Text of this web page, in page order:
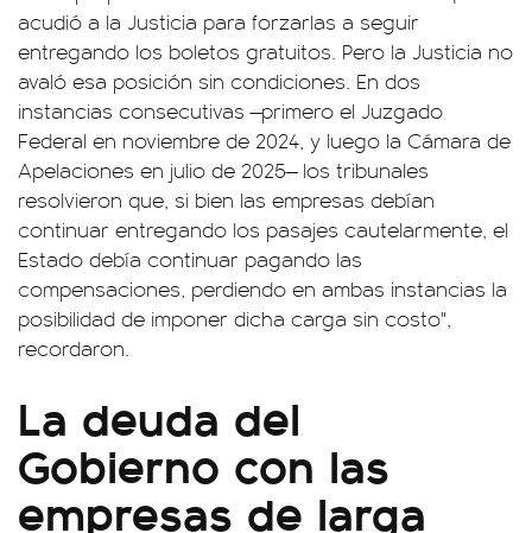
acudió a la Justicia para forzarlas a seguir
entregando los boletos gratuitos. Pero la Justicia no
avaló esa posición sin condiciones. En dos
instancias consecutivas —primero el Juzgado
Federal en noviembre de 2024, y luego la Cámara de
Apelaciones en julio de 2025— los tribunales
resolvieron que, si bien las empresas debían
continuar entregando los pasajes cautelarmente, el
Estado debía continuar pagando las
compensaciones, perdiendo en ambas instancias la
posibilidad de imponer dicha carga sin costo",
recordaron.
La deuda del
Gobierno con las
empresas de larga